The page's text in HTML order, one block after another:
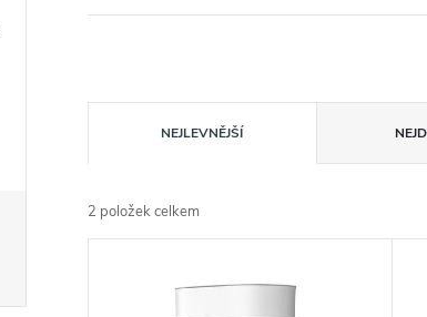
a
z
NEJLEVNĚJŠÍ
2 položek celkem